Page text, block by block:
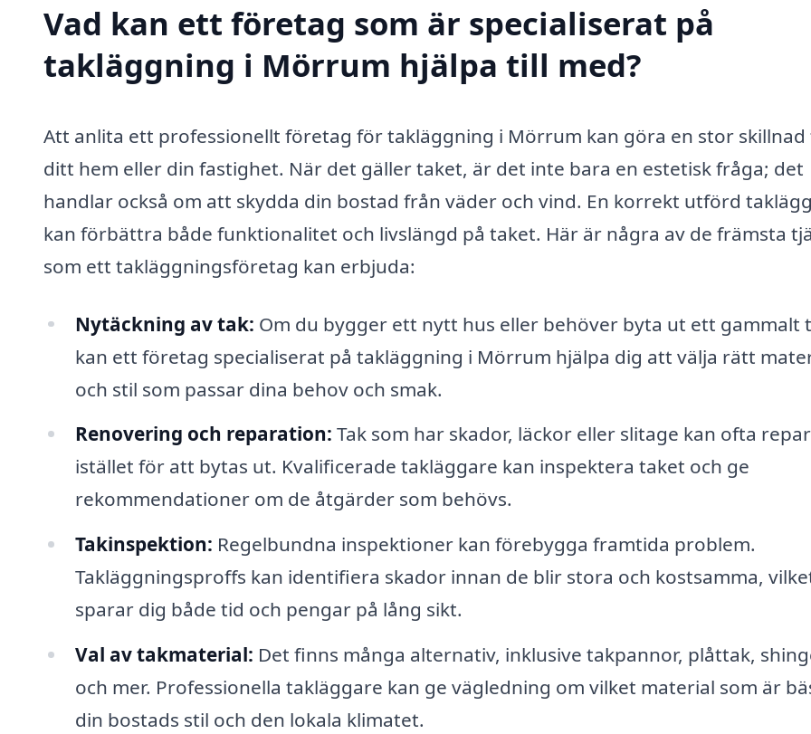
Vad kan ett företag som är specialiserat på
takläggning i Mörrum hjälpa till med?
Att anlita ett professionellt företag för takläggning i Mörrum kan göra en stor
ditt hem eller din fastighet. När det gäller taket, är det inte bara en estetisk fråga; det
handlar också om att skydda din bostad från väder och vind. En korrekt utförd
kan förbättra både funktionalitet och livslängd på taket. Här är några av de främsta
som ett takläggningsföretag kan erbjuda:
Nytäckning av tak: Om du bygger ett nytt hus eller behöver byta ut ett gammalt
kan ett företag specialiserat på takläggning i Mörrum hjälpa dig att välja rätt
och stil som passar dina behov och smak.
Renovering och reparation: Tak som har skador, läckor eller slitage kan ofta
istället för att bytas ut. Kvalificerade takläggare kan inspektera taket och ge
rekommendationer om de åtgärder som behövs.
Takinspektion: Regelbundna inspektioner kan förebygga framtida problem.
Takläggningsproffs kan identifiera skador innan de blir stora och kostsamma,
sparar dig både tid och pengar på lång sikt.
Val av takmaterial: Det finns många alternativ, inklusive takpannor, plåttak,
och mer. Professionella takläggare kan ge vägledning om vilket material som är
din bostads stil och den lokala klimatet.